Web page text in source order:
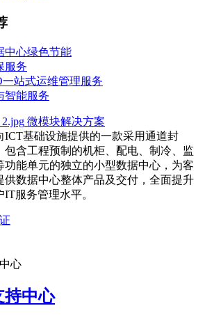
中心绿色节能
服务
一站式运维管理服务
智能服务
微模块解决方案
ICT基础设施提供的一款采用通道封
包含工程预制的机柜、配电、制冷、监
功能单元的独立的小型数据中心，为客
供数据中心整体产品及交付，全面提升
IT服务管理水平。
心
持中心